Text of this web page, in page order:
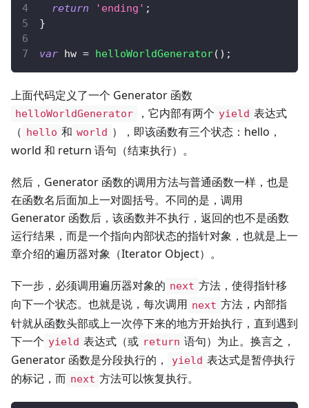
return
'ending' ;
}
var hw = helloWorldGenerator( ) ;
上面代码定义了一个 Generator 函数
helloWorldGenerator ，它内部有两个 yield 表达式
（ hello 和 world ），即该函数有三个状态：hello，
world 和 return 语句（结束执行）。
然后，Generator 函数的调用方法与普通函数一样，也是
在函数名后面加上一对圆括号。不同的是，调用
Generator 函数后，该函数并不执行，返回的也不是函数
运行结果，而是一个指向内部状态的指针对象，也就是上一
章介绍的遍历器对象（Iterator Object）。
下一步，必须调用遍历器对象的 next 方法，使得指针移
向下一个状态。也就是说，每次调用 next 方法，内部指
针就从函数头部或上一次停下来的地方开始执行，直到遇到
下一个 yield 表达式（或 return 语句）为止。换言之，
Generator 函数是分段执行的，
yield 表达式是暂停执行
的标记，而 next 方法可以恢复执行。